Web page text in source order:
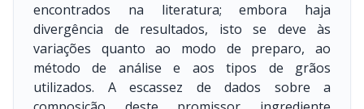
encontrados na literatura; embora haja
divergência de resultados, isto se deve às
variações quanto ao modo de preparo, ao
método de análise e aos tipos de grãos
utilizados. A escassez de dados sobre a